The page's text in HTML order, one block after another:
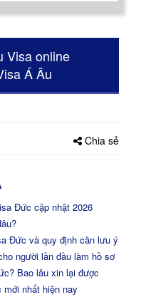
Visa online
Á Âu
Chia sẻ
Đức cập nhật 2026
Đức và quy định cần lưu ý
người lần đầu làm hồ sơ
Bao lâu xin lại được
nhất hiện nay